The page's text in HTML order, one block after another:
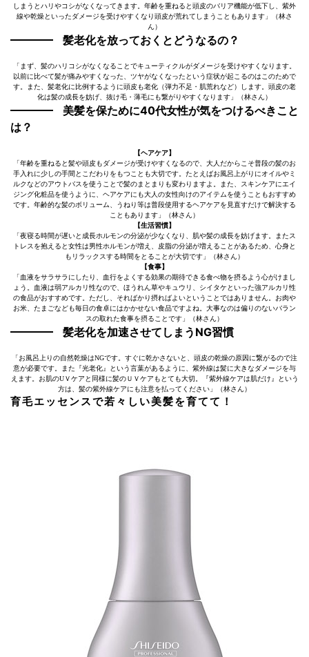
しまうとハリやコシがなくなってきます。年齢を重ねると頭皮のバリア機能が低下し、紫外
線や乾燥といったダメージを受けやすくなり頭皮が荒れてしまうこともあります」（林さ
ん）
髪老化を放っておくとどうなるの？
「まず、髪のハリコシがなくなることでキューティクルがダメージを受けやすくなります。
以前に比べて髪が痛みやすくなった、ツヤがなくなったという症状が起こるのはこのためで
す。また、髪老化に比例するように頭皮も老化（弾力不足・肌荒れなど）します。頭皮の老
化は髪の成長を妨げ、抜け毛・薄毛にも繋がりやすくなります」（林さん）
美髪を保ために40代女性が気をつけるべきこと
は？
【ヘアケア】
「年齢を重ねると髪や頭皮もダメージが受けやすくなるので、大人だからこそ普段の髪のお
手入れに少しの手間とこだわりをもつことも大切です。たとえばお風呂上がりにオイルやミ
ルクなどのアウトバスを使うことで髪のまとまりも変わりますよ。また、スキンケアにエイ
ジング化粧品を使うように、ヘアケアにも大人の女性向けのアイテムを使うこともおすすめ
です。年齢的な髪のボリューム、うねり等は普段使用するヘアケアを見直すだけで解決する
こともあります」（林さん）
【生活習慣】
「夜寝る時間が遅いと成長ホルモンの分泌が少なくなり、肌や髪の成長を妨げます。またス
トレスを抱えると女性は男性ホルモンが増え、皮脂の分泌が増えることがあるため、心身と
もリラックスする時間をとることが大切です」（林さん）
【食事】
「血液をサラサラにしたり、血行をよくする効果の期待できる食べ物を摂るよう心がけまし
ょう。血液は弱アルカリ性なので、ほうれん草やキュウリ、シイタケといった強アルカリ性
の食品がおすすめです。ただし、そればかり摂ればよいということではありません。お肉や
お米、たまごなども毎日の食卓にはかかせない食品ですよね。大事なのは偏りのないバラン
スの取れた食事を摂ることです」（林さん）
髪老化を加速させてしまうNG習慣
「お風呂上りの自然乾燥はNGです。すぐに乾かさないと、頭皮の乾燥の原因に繋がるので注
意が必要です。また『光老化』という言葉があるように、紫外線は髪に大きなダメージを与
えます。お肌のUＶケアと同様に髪のＵＶケアもとても大切。『紫外線ケアは肌だけ』という
方は、髪の紫外線ケアにも注意を払ってください」（林さん）
育毛エッセンスで若々しい美髪を育てて！